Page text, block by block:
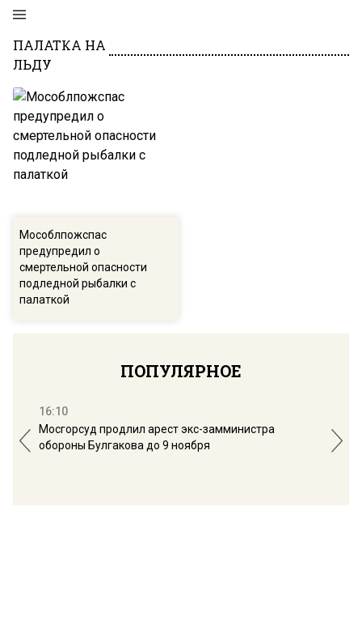
ПАЛАТКА НА
ЛЬДУ
Мособлпожспас
предупредил о
смертельной опасности
подледной рыбалки с
палаткой
ПОПУЛЯРНОЕ
16:10
Мосгорсуд продлил арест экс-замминистра
обороны Булгакова до 9 ноября